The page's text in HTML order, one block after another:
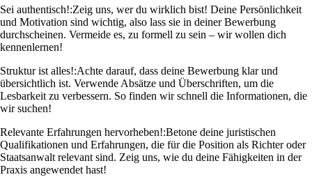
Sei authentisch!:Zeig uns, wer du wirklich bist! Deine Persönlichkeit
und Motivation sind wichtig, also lass sie in deiner Bewerbung
durchscheinen. Vermeide es, zu formell zu sein – wir wollen dich
kennenlernen!
Struktur ist alles!:Achte darauf, dass deine Bewerbung klar und
übersichtlich ist. Verwende Absätze und Überschriften, um die
Lesbarkeit zu verbessern. So finden wir schnell die Informationen, die
wir suchen!
Relevante Erfahrungen hervorheben!:Betone deine juristischen
Qualifikationen und Erfahrungen, die für die Position als Richter oder
Staatsanwalt relevant sind. Zeig uns, wie du deine Fähigkeiten in der
Praxis angewendet hast!